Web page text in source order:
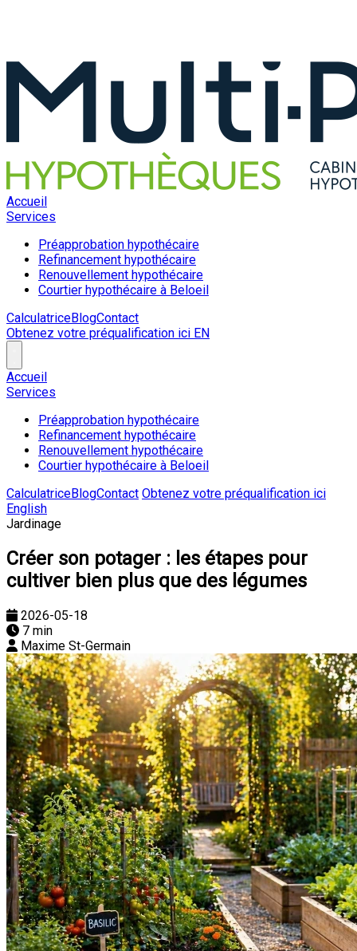
Accueil
Services
Préapprobation hypothécaire
Refinancement hypothécaire
Renouvellement hypothécaire
Courtier hypothécaire à Beloeil
CalculatriceBlogContact
Obtenez votre préqualification ici EN
Accueil
Services
Préapprobation hypothécaire
Refinancement hypothécaire
Renouvellement hypothécaire
Courtier hypothécaire à Beloeil
CalculatriceBlogContact Obtenez votre préqualification ici
English
Jardinage
Créer son potager : les étapes pour
cultiver bien plus que des légumes
2026-05-18
7 min
Maxime St-Germain